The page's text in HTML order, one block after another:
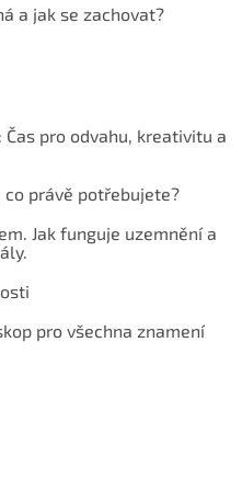
a jak se zachovat?
pro odvahu, kreativitu a
právě potřebujete?
Jak funguje uzemnění a
pro všechna znamení